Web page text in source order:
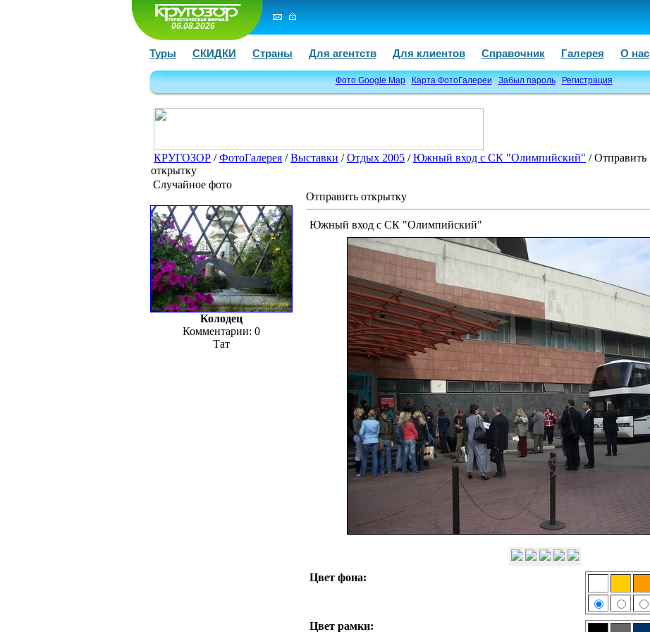
06.08.2026
Туры СКИДКИ Страны Для агентств Для клиентов Справочник Галерея О нас
Фото Google Map Карта ФотоГалереи Забыл пароль Регистрация
КРУГОЗОР /ФотоГалерея /Выставки /Отдых 2005 /Южный вход с СК "Олимпийский" / Отправить
открытку
Случайное фото
Колодец
Комментарии: 0
Тат
Отправить открытку
Южный вход с СК "Олимпийский"
Цвет фона:
Цвет рамки: